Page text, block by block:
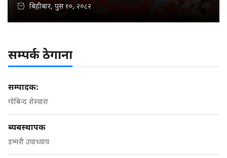
बिहीबार, पुस १०, २०८२
सम्पर्क ठेगाना
सम्पादक:
गोबिन्द रोस्यारा
ब्यबस्थापक
डम्मरी उपाध्याय